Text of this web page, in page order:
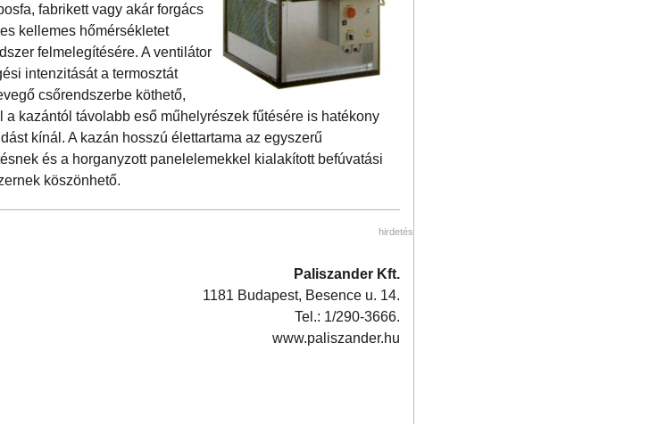
fabrikett vagy akár forgács
kellemes hőmérsékletet
felmelegítésére. A ventilátor
intenzitását a termosztát
csőrendszerbe köthető,
a kazántól távolabb eső műhelyrészek fűtésére is hatékony
kínál. A kazán hosszú élettartama az egyszerű
és a horganyzott panelelemekkel kialakított befúvatási
köszönhető.
hirdetés
Paliszander Kft.
1181 Budapest, Besence u. 14.
Tel.: 1/290-3666.
www.paliszander.hu